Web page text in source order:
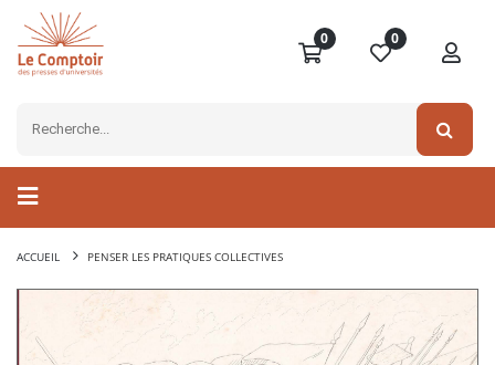
0 0
ACCUEIL PENSER LES PRATIQUES COLLECTIVES